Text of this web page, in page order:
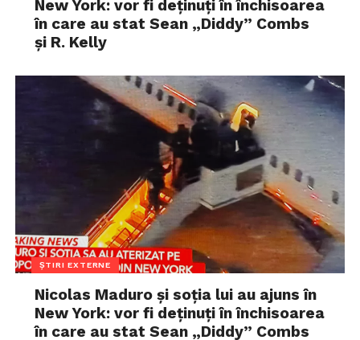
New York: vor fi deținuți în închisoarea
în care au stat Sean „Diddy” Combs
și R. Kelly
ȘTIRI EXTERNE
Nicolas Maduro și soția lui au ajuns în
New York: vor fi deținuți în închisoarea
în care au stat Sean „Diddy” Combs